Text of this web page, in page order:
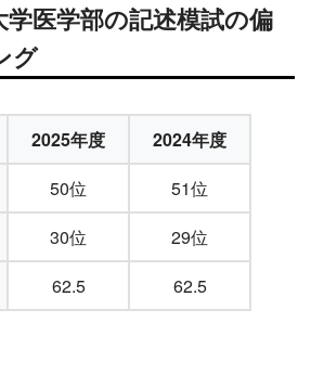
医学部の記述模試の偏
グ
2025年度
2024年度
50位
51位
30位
29位
62.5 62.5